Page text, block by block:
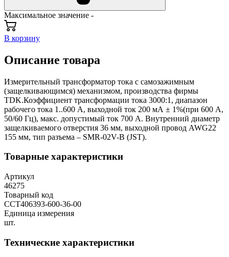
Максимальное значение -
В корзину
Описание товара
Измерительный трансформатор тока с самозажимным
(защелкивающимся) механизмом, производства фирмы
TDK.Коэффициент трансформации тока 3000:1, диапазон
рабочего тока 1..600 А, выходной ток 200 мА ± 1%(при 600 А,
50/60 Гц), макс. допустимый ток 700 А. Внутренний диаметр
защелкиваемого отверстия 36 мм, выходной провод AWG22
155 мм, тип разъема – SMR-02V-B (JST).
Товарные характеристики
Артикул
46275
Товарный код
CCT406393-600-36-00
Единица измерения
шт.
Технические характеристики